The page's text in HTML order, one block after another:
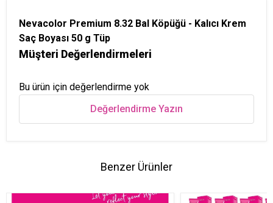
Nevacolor Premium 8.32 Bal Köpüğü - Kalıcı Krem
Saç Boyası 50 g Tüp
Müşteri Değerlendirmeleri
Bu ürün için değerlendirme yok
Değerlendirme Yazın
Benzer Ürünler